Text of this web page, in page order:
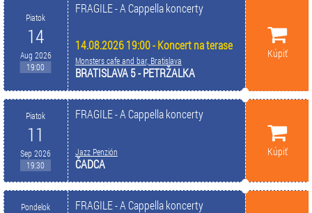
Piatok
14
Aug 2026
19:00
FRAGILE - A Cappella koncerty
14.08.2026 19:00 - Koncert na terase
Monsters cafe and bar, Bratislava
BRATISLAVA 5 - PETRŽALKA
Kúpiť
Piatok
11
Sep 2026
19:30
FRAGILE - A Cappella koncerty
Jazz Penzión
ČADCA
Kúpiť
Pondelok FRAGILE - A Cappella koncerty